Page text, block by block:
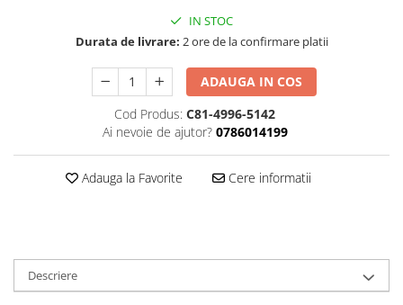
IN STOC
Durata de livrare: 2 ore de la confirmare platii
ADAUGA IN COS
Cod Produs: C81-4996-5142
Ai nevoie de ajutor? 0786014199
Adauga la Favorite Cere informatii
Descriere